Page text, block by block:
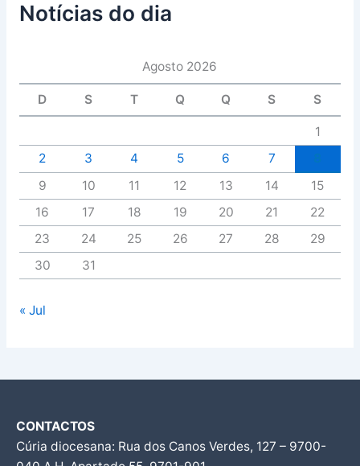
Notícias do dia
Agosto 2026
D S T Q Q S S
1
2
3 4 5 6 7
9
10 11 12 13 14
15
16
17 18 19 20 21
22
23
24 25 26 27 28
29
30
31
« Jul
CONTACTOS
Cúria diocesana: Rua dos Canos Verdes, 127 – 9700-